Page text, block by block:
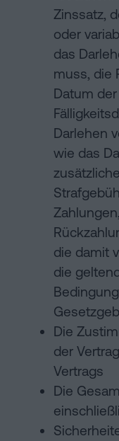
Zinssatz,
oder
das
muss, die
Datum
Darlehen
wie das
die damit
die
Die
der
Vertrags
Die